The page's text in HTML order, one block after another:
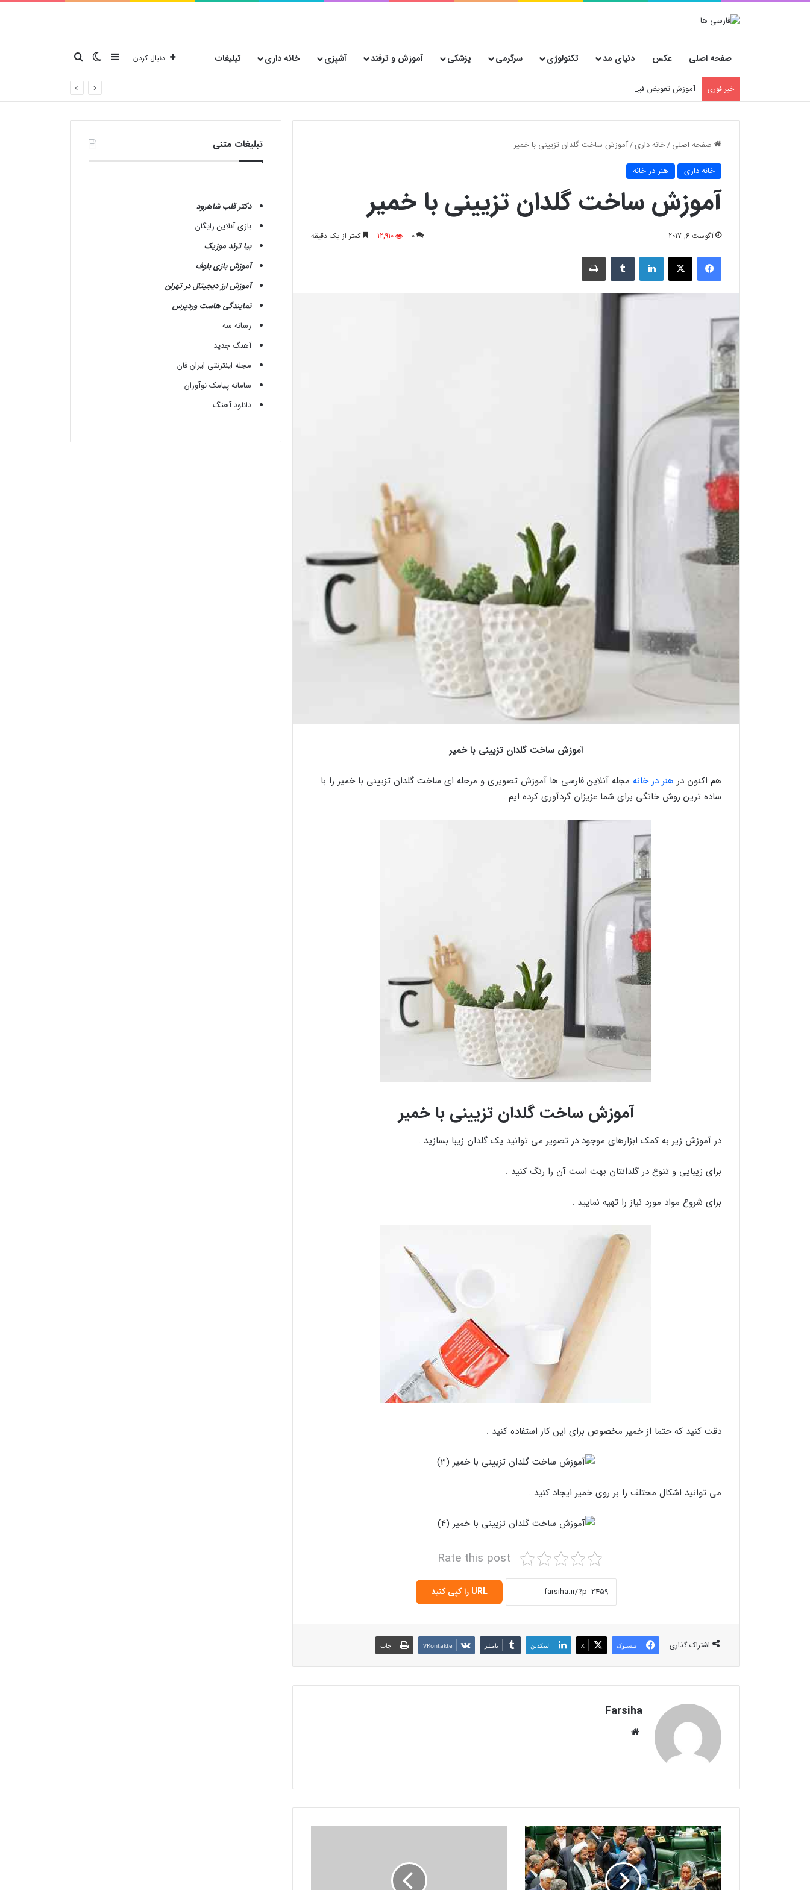
صفحه اصلی عکس دنیای مد تکنولوژی سرگرمی پزشکی آموزش و ترفند آشپزی خانه داری تبلیغات دنبال کردن نوارکناریتغییر پوسته
جستجو برای
خبر فوری آموزش تعویض فیلتر کولر گازی جنرال مکس
صفحه اصلی/خانه داری/آموزش ساخت گلدان تزیینی با خمیر
خانه داری هنر در خانه
آموزش ساخت گلدان تزیینی با خمیر
آگوست 6, 2017 0
12,910 کمتر از یک دقیقه
فیسبوک X لینکدین ‫تامبلر چاپ
آموزش ساخت گلدان تزیینی با خمیر
هم اکنون در هنر در خانهمجله آنلاین فارسی ها آموزش تصویری و مرحله ای ساخت گلدان تزیینی با خمیر را با
ساده ترین روش خانگی برای شما عزیزان گردآوری کرده ایم .
آموزش ساخت گلدان تزیینی با خمیر
در آموزش زیر به کمک ابزارهای موجود در تصویر می توانید یک گلدان زیبا بسازید .
برای زیبایی و تنوع در گلدانتان بهت است آن را رنگ کنید .
برای شروع مواد مورد نیاز را تهیه نمایید .
دقت کنید که حتما از خمیر مخصوص برای این کار استفاده کنید .
می توانید اشکال مختلف را بر روی خمیر ایجاد کنید .
Rate this post
URL را کپی کنید
اشتراک گذاری فیسبوک X لینکدین ‫تامبلر ‫VKontakte چاپ
Farsiha
م
ا
ج
ر
ا
تبلیغات متنی
دکتر قلب شاهرود
بازی آنلاین رایگان
بیا ترند موزیک
آموزش بازی بلوف
آموزش ارز دیجیتال در تهران
نمایندگی هاست وردپرس
رسانه سه
آهنگ جدید
مجله اینترنتی ایران فان
سامانه پیامک نوآوران
دانلود آهنگ